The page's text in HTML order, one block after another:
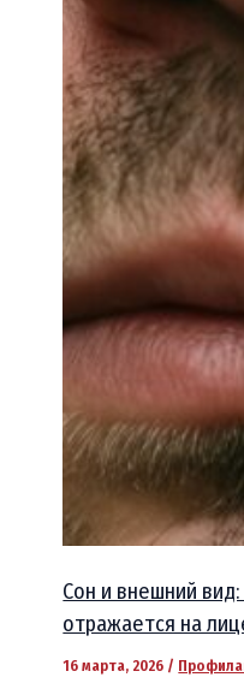
Сон и внешний
отражается на
16 марта, 2026 /